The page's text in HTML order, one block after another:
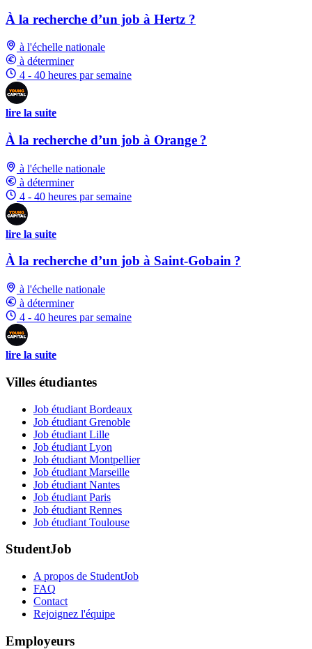
À la recherche d’un job à Hertz ?
à l'échelle nationale
à déterminer
4 - 40 heures par semaine
lire la suite
À la recherche d’un job à Orange ?
à l'échelle nationale
à déterminer
4 - 40 heures par semaine
lire la suite
À la recherche d’un job à Saint-Gobain ?
à l'échelle nationale
à déterminer
4 - 40 heures par semaine
lire la suite
Villes étudiantes
Job étudiant Bordeaux
Job étudiant Grenoble
Job étudiant Lille
Job étudiant Lyon
Job étudiant Montpellier
Job étudiant Marseille
Job étudiant Nantes
Job étudiant Paris
Job étudiant Rennes
Job étudiant Toulouse
StudentJob
A propos de StudentJob
FAQ
Contact
Rejoignez l'équipe
Employeurs